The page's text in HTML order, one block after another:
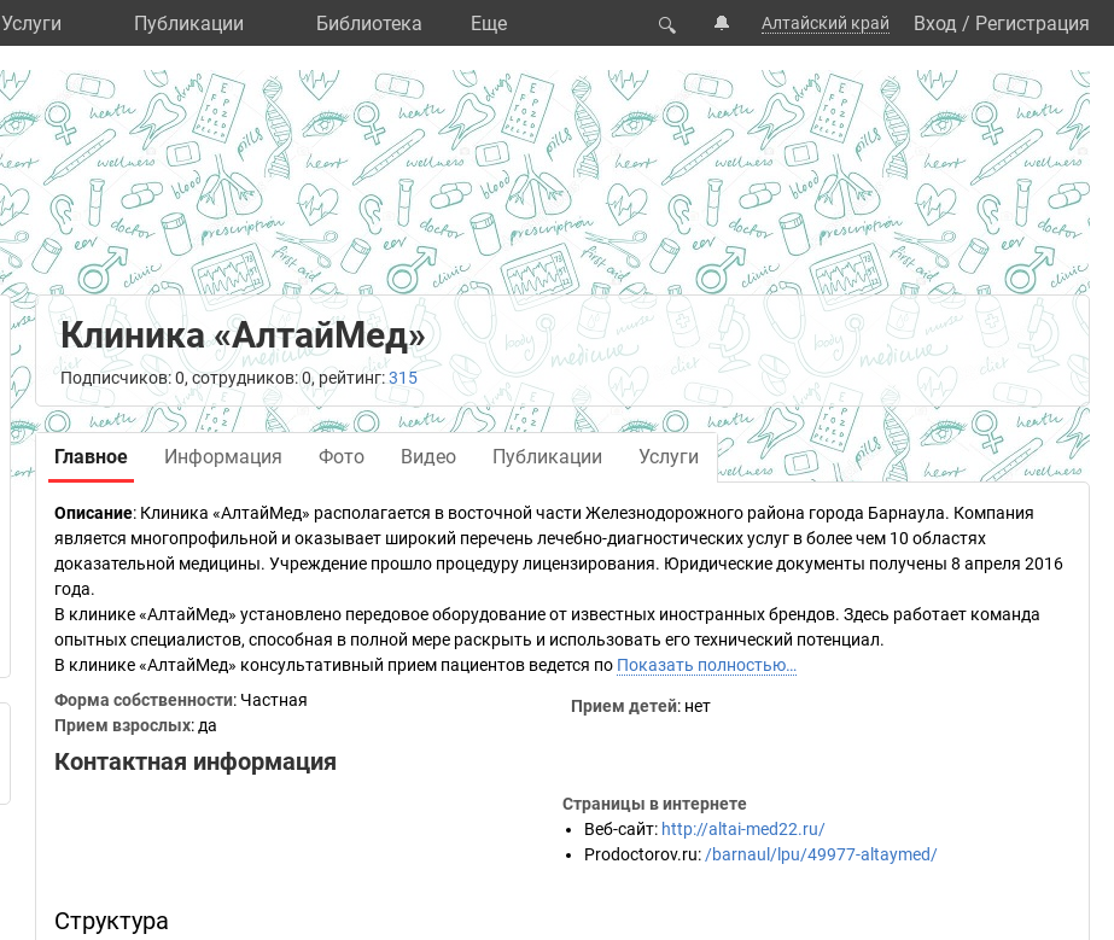
Услуги Публикации Библиотека Eще 🔍 🔔 Алтайский край Вход / Регистрация
Клиника «АлтайМед»
Подписчиков: 0, сотрудников: 0, рейтинг:315
Главное Информация Фото Видео Публикации Услуги
Описание: Клиника «АлтайМед» располагается в восточной части Железнодорожного района города Барнаула. Компания
является многопрофильной и оказывает широкий перечень лечебно-диагностических услуг в более чем 10 областях
доказательной медицины. Учреждение прошло процедуру лицензирования. Юридические документы получены 8 апреля 2016
года.
В клинике «АлтайМед» установлено передовое оборудование от известных иностранных брендов. Здесь работает команда
опытных специалистов, способная в полной мере раскрыть и использовать его технический потенциал.
В клинике «АлтайМед» консультативный прием пациентов ведется по Показать полностью…
Форма собственности: Частная
Прием взрослых: да
Прием детей: нет
Контактная информация
Страницы в интернете
Веб-сайт: http://altai-med22.ru/
Prodoctorov.ru: /barnaul/lpu/49977-altaymed/
Структура